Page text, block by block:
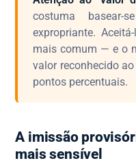
costuma
expropriante.
mais comum — e o
valor reconhecido
pontos percentuais.
A imissão
mais sensível